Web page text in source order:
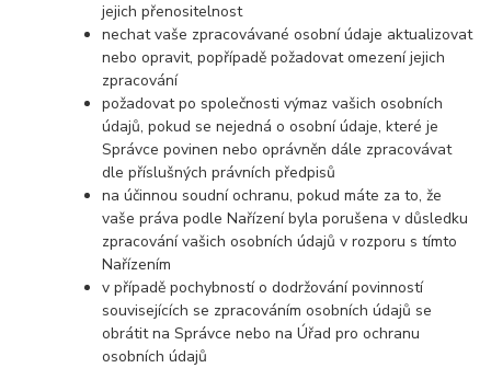
jejich přenositelnost
nechat vaše zpracovávané osobní údaje aktualizovat
nebo opravit, popřípadě požadovat omezení jejich
zpracování
požadovat po společnosti výmaz vašich osobních
údajů, pokud se nejedná o osobní údaje, které je
Správce povinen nebo oprávněn dále zpracovávat
dle příslušných právních předpisů
na účinnou soudní ochranu, pokud máte za to, že
vaše práva podle Nařízení byla porušena v důsledku
zpracování vašich osobních údajů v rozporu s tímto
Nařízením
v případě pochybností o dodržování povinností
souvisejících se zpracováním osobních údajů se
obrátit na Správce nebo na Úřad pro ochranu
osobních údajů